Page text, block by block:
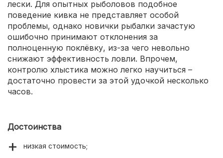
лески. Для опытных рыболовов подобное
поведение кивка не представляет особой
проблемы, однако новички рыбалки зачастую
ошибочно принимают отклонения за
полноценную поклёвку, из-за чего невольно
снижают эффективность ловли. Впрочем,
контролю хлыстика можно легко научиться –
достаточно провести за этой удочкой несколько
часов.
Достоинства
низкая стоимость;